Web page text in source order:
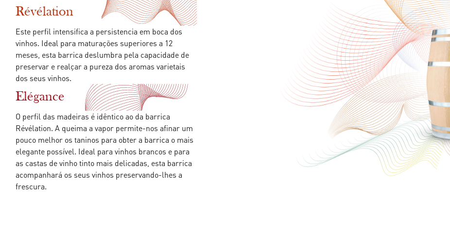
Révélation
Este perfil intensifica a persistencia em boca dos
vinhos. Ideal para maturações superiores a 12
meses, esta barrica deslumbra pela capacidade de
preservar e realçar a pureza dos aromas varietais
dos seus vinhos.
Elégance
O perfil das madeiras é idêntico ao da barrica
Révélation. A queima a vapor permite-nos afinar um
pouco melhor os taninos para obter a barrica o mais
elegante possível. Ideal para vinhos brancos e para
as castas de vinho tinto mais delicadas, esta barrica
acompanhará os seus vinhos preservando-lhes a
frescura.